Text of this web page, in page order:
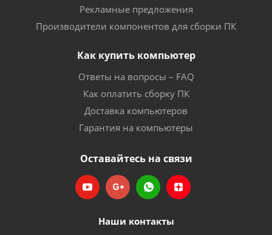
Рекламные предложения
Производители компонентов для сборки ПК
Как купить компьютер
Ответы на вопросы – FAQ
Как оплатить сборку ПК
Доставка компьютеров
Гарантия на компьютеры
Оставайтесь на связи
Наши контакты